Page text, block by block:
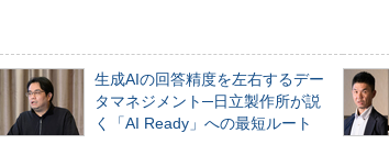
生成AIの回答精度を左右するデー
タマネジメント─日立製作所が説
く「AI Ready」への最短ルート